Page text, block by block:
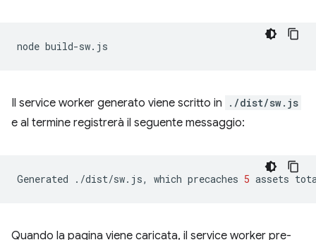
node
Il service worker generato viene scritto in ./dist/sw.js
e al termine registrerà il seguente messaggio:
Generated ./dist/sw.js, which precaches 5 assets
Quando la pagina viene caricata, il service worker pre-